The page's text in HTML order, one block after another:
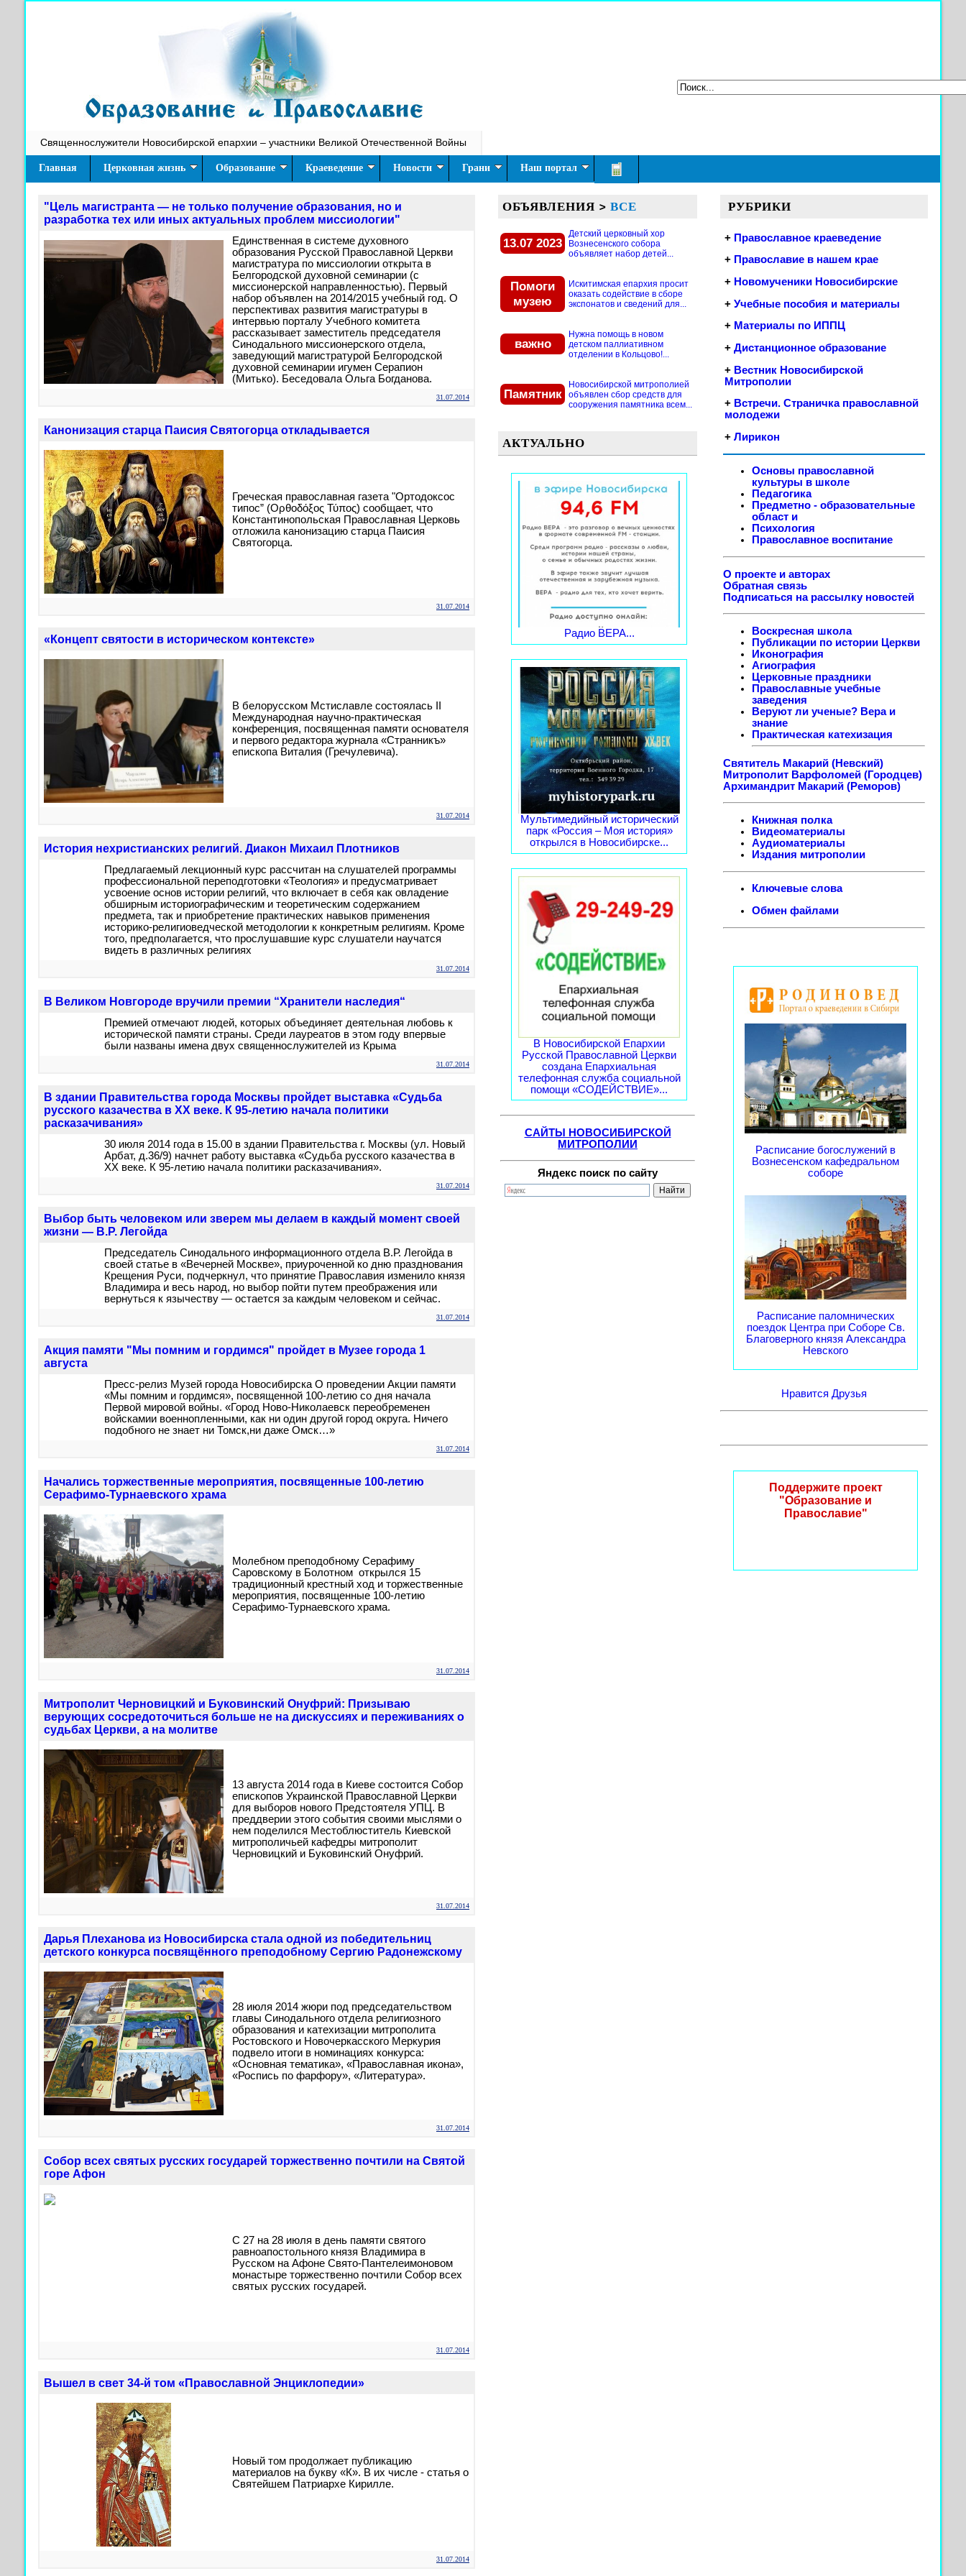
Священнослужители Новосибирской епархии – участники Великой Отечественной Войны
Главная Церковная жизнь Образование Краеведение Новости Грани Наш портал
"Цель магистранта — не только получение образования, но и
разработка тех или иных актуальных проблем миссиологии"
Единственная в системе духовного
образования Русской Православной Церкви
магистратура по миссиологии открыта в
Белгородской духовной семинарии (с
миссионерской направленностью). Первый
набор объявлен на 2014/2015 учебный год. О
перспективах развития магистратуры в
интервью порталу Учебного комитета
рассказывает заместитель председателя
Синодального миссионерского отдела,
заведующий магистратурой Белгородской
духовной семинарии игумен Серапион
(Митько). Беседовала Ольга Богданова.
31.07.2014
Канонизация старца Паисия Святогорца откладывается
Греческая православная газета "Ортодоксос
типос” (Ορθοδόξος Τύπος) сообщает, что
Константинопольская Православная Церковь
отложила канонизацию старца Паисия
Святогорца.
31.07.2014
«Концепт святости в историческом контексте»
В белорусском Мстиславле состоялась II
Международная научно-практическая
конференция, посвященная памяти основателя
и первого редактора журнала «Странникъ»
епископа Виталия (Гречулевича).
31.07.2014
История нехристианских религий. Диакон Михаил Плотников
Предлагаемый лекционный курс рассчитан на слушателей программы
профессиональной переподготовки «Теология» и предусматривает
усвоение основ истории религий, что включает в себя как овладение
обширным историографическим и теоретическим содержанием
предмета, так и приобретение практических навыков применения
историко-религиоведческой методологии к конкретным религиям. Кроме
того, предполагается, что прослушавшие курс слушатели научатся
видеть в различных религиях
31.07.2014
В Великом Новгороде вручили премии “Хранители наследия“
Премией отмечают людей, которых объединяет деятельная любовь к
исторической памяти страны. Среди лауреатов в этом году впервые
были названы имена двух священнослужителей из Крыма
31.07.2014
В здании Правительства города Москвы пройдет выставка «Судьба
русского казачества в ХХ веке. К 95-летию начала политики
расказачивания»
30 июля 2014 года в 15.00 в здании Правительства г. Москвы (ул. Новый
Арбат, д.36/9) начнет работу выставка «Судьба русского казачества в
ХХ веке. К 95-летию начала политики расказачивания».
31.07.2014
Выбор быть человеком или зверем мы делаем в каждый момент своей
жизни — В.Р. Легойда
Председатель Синодального информационного отдела В.Р. Легойда в
своей статье в «Вечерней Москве», приуроченной ко дню празднования
Крещения Руси, подчеркнул, что принятие Православия изменило князя
Владимира и весь народ, но выбор пойти путем преображения или
вернуться к язычеству — остается за каждым человеком и сейчас.
31.07.2014
Акция памяти "Мы помним и гордимся" пройдет в Музее города 1
августа
Пресс-релиз Музей города Новосибирска О проведении Акции памяти
«Мы помним и гордимся», посвященной 100-летию со дня начала
Первой мировой войны. «Город Ново-Николаевск переобременен
войскамии военнопленными, как ни один другой город округа. Ничего
подобного не знает ни Томск,ни даже Омск…»
31.07.2014
Начались торжественные мероприятия, посвященные 100-летию
Серафимо-Турнаевского храма
Молебном преподобному Серафиму
Саровскому в Болотном открылся 15
традиционный крестный ход и торжественные
мероприятия, посвященные 100-летию
Серафимо-Турнаевского храма.
31.07.2014
Митрополит Черновицкий и Буковинский Онуфрий: Призываю
верующих сосредоточиться больше не на дискуссиях и переживаниях о
судьбах Церкви, а на молитве
13 августа 2014 года в Киеве состоится Собор
епископов Украинской Православной Церкви
для выборов нового Предстоятеля УПЦ. В
преддверии этого события своими мыслями о
нем поделился Местоблюститель Киевской
митрополичьей кафедры митрополит
Черновицкий и Буковинский Онуфрий.
31.07.2014
Дарья Плеханова из Новосибирска стала одной из победительниц
детского конкурса посвящённого преподобному Сергию Радонежскому
28 июля 2014 жюри под председательством
главы Синодального отдела религиозного
образования и катехизации митрополита
Ростовского и Новочеркасского Меркурия
подвело итоги в номинациях конкурса:
«Основная тематика», «Православная икона»,
«Роспись по фарфору», «Литература».
31.07.2014
Собор всех святых русских государей торжественно почтили на Святой
горе Афон
С 27 на 28 июля в день памяти святого
равноапостольного князя Владимира в
Русском на Афоне Свято-Пантелеимоновом
монастыре торжественно почтили Собор всех
святых русских государей.
31.07.2014
Вышел в свет 34-й том «Православной Энциклопедии»
Новый том продолжает публикацию
материалов на букву «К». В их числе - статья о
Святейшем Патриархе Кирилле.
31.07.2014
ОБЪЯВЛЕНИЯ > ВСЕ
13.07 2023
Детский церковный хор
Вознесенского собора
объявляет набор детей...
Помоги
музею
Искитимская епархия просит
оказать содействие в сборе
экспонатов и сведений для...
важно
Нужна помощь в новом
детском паллиативном
отделении в Кольцово!...
Памятник
Новосибирской митрополией
объявлен сбор средств для
сооружения памятника всем...
АКТУАЛЬНО
Радио ВЕРА...
Мультимедийный исторический
парк «Россия – Моя история»
открылся в Новосибирске...
В Новосибирской Епархии
Русской Православной Церкви
создана Епархиальная
телефонная служба социальной
помощи «СОДЕЙСТВИЕ»...
САЙТЫ НОВОСИБИРСКОЙ
МИТРОПОЛИИ
Яндекс поиск по сайту
РУБРИКИ
+ Православное краеведение
+ Православие в нашем крае
+ Новомученики Новосибирские
+ Учебные пособия и материалы
+ Материалы по ИППЦ
+ Дистанционное образование
+ Вестник Новосибирской
Митрополии
+ Встречи. Страничка православной
молодежи
+ Лирикон
Основы православной
культуры в школе
Педагогика
Предметно - образовательные
област и
Психология
Православное воспитание
О проекте и авторах
Обратная связь
Подписаться на рассылку новостей
Воскресная школа
Публикации по истории Церкви
Иконография
Агиография
Церковные праздники
Православные учебные
заведения
Веруют ли ученые? Вера и
знание
Практическая катехизация
Святитель Макарий (Невский)
Митрополит Варфоломей (Городцев)
Архимандрит Макарий (Реморов)
Книжная полка
Видеоматериалы
Аудиоматериалы
Издания митрополии
Ключевые слова
Обмен файлами
Расписание богослужений в
Вознесенском кафедральном
соборе
Расписание паломнических
поездок Центра при Соборе Св.
Благоверного князя Александра
Невского
Нравится Друзья
Поддержите проект
"Образование и
Православие"